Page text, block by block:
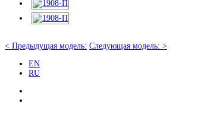
< Предыдущая модель: Следующая модель: >
EN
RU